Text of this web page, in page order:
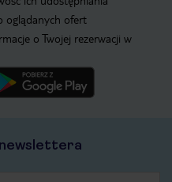
oglądanych ofert
o Twojej rezerwacji w